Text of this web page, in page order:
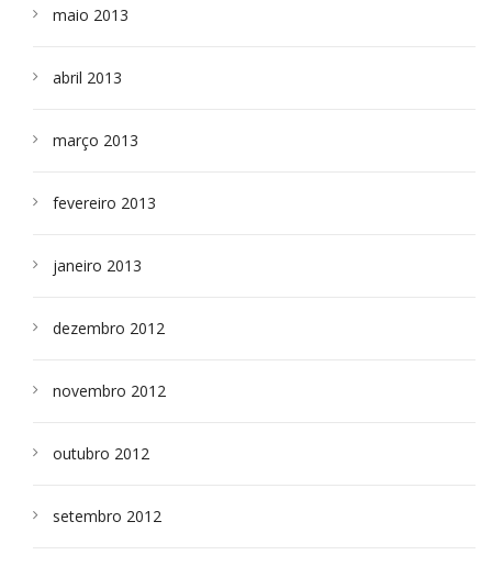
maio 2013
abril 2013
março 2013
fevereiro 2013
janeiro 2013
dezembro 2012
novembro 2012
outubro 2012
setembro 2012